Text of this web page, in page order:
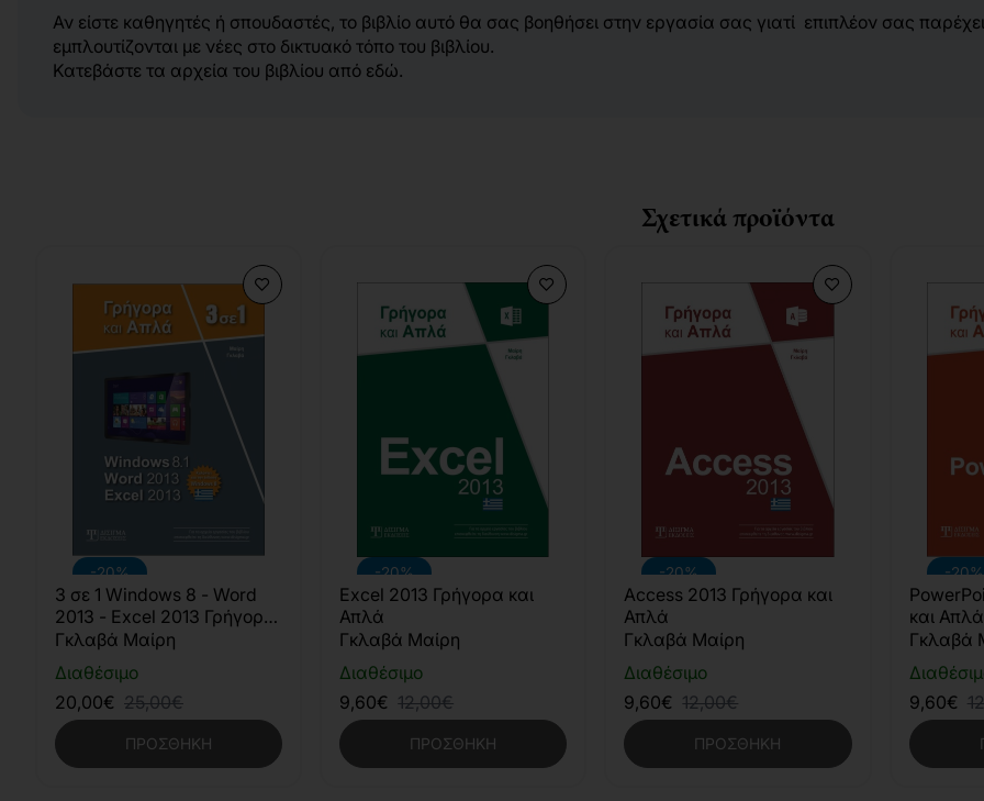
Αν είστε καθηγητές ή σπουδαστές, το βιβλίο αυτό θα σας βοηθήσει στην εργασία σας γιατί επιπλέον σας
εμπλουτίζονται με νέες στο δικτυακό τόπο του βιβλίου.
Κατεβάστε τα αρχεία του βιβλίου από εδώ.
Σχετικά προϊόντα
-20%
Διαθέσιμο
3 σε 1 Windows 8 - Word
2013 - Excel 2013 Γρήγορα
και Απλά
Γκλαβά Μαίρη
20,00€ 25,00€
ΠΡΟΣΘΉΚΗ
-20%
Διαθέσιμο
Excel 2013 Γρήγορα και
Απλά
Γκλαβά Μαίρη
9,60€ 12,00€
ΠΡΟΣΘΉΚΗ
-20%
Διαθέσιμο
Access 2013 Γρήγορα και
Απλά
Γκλαβά Μαίρη
9,60€ 12,00€
ΠΡΟΣΘΉΚΗ
-20%
και Απλά
Γκλαβά
9,60€